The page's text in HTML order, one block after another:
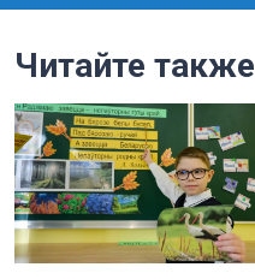
Читайте также